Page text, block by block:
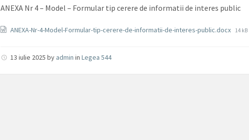
ANEXA Nr 4 – Model – Formular tip cerere de informatii de interes public
Documente
ANEXA-Nr-4-Model-Formular-tip-cerere-de-informatii-de-interes-public.docx File
14 kB
13 iulie 2025by admin inLegea 544